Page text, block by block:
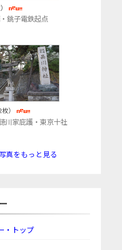
銚子電鉄起点
）
川家庇護・東京十社
真をもっと見る
・トップ